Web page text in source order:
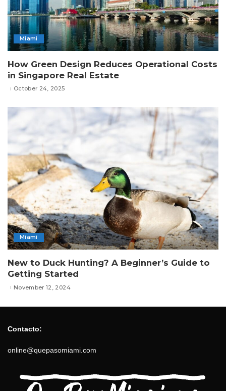
Miami
How Green Design Reduces Operational Costs
in Singapore Real Estate
October 24, 2025
Miami
New to Duck Hunting? A Beginner’s Guide to
Getting Started
November 12, 2024
Contacto:
online@quepasomiami.com